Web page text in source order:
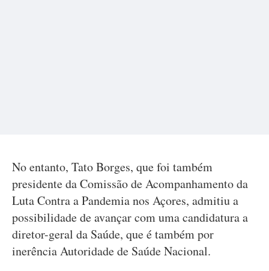
No entanto, Tato Borges, que foi também
presidente da Comissão de Acompanhamento da
Luta Contra a Pandemia nos Açores, admitiu a
possibilidade de avançar com uma candidatura a
diretor-geral da Saúde, que é também por
inerência Autoridade de Saúde Nacional.